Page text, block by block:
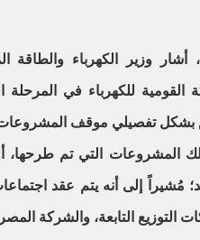
أشار وزير الكهرباء
المشروعات التي تم طرحها، أو
مُشيراً إلى أنه يتم عقد
التوزيع التابعة، والشركة